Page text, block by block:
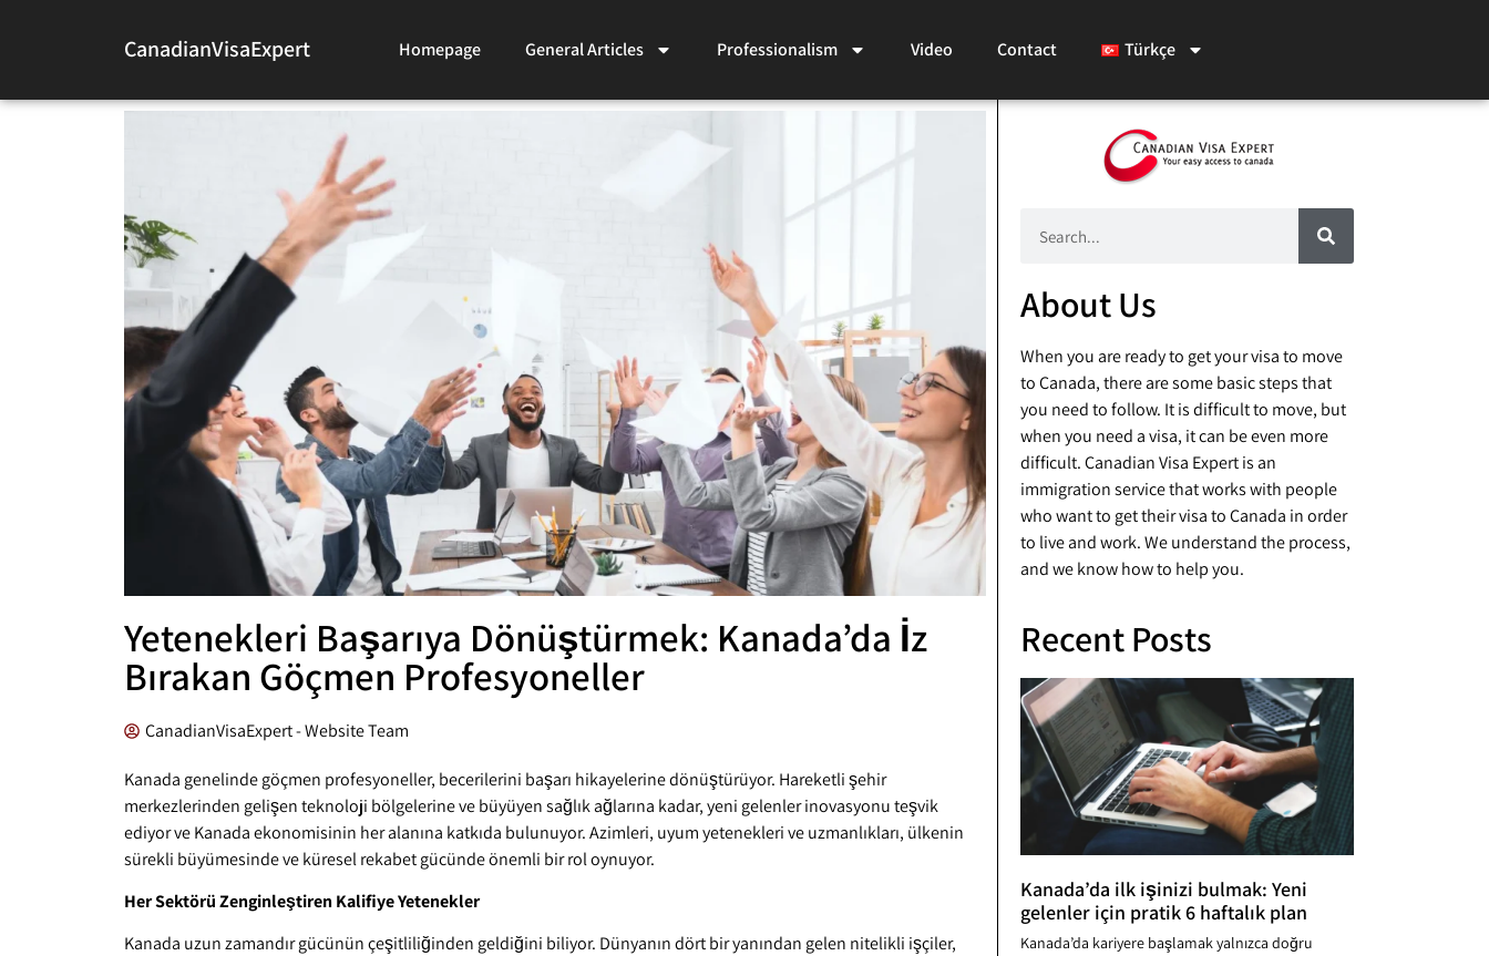
CanadianVisaExpert Homepage General Articles Professionalism Video Contact Türkçe
Yetenekleri Başarıya Dönüştürmek: Kanada’da İz
Bırakan Göçmen Profesyoneller
CanadianVisaExpert - Website Team
Kanada genelinde göçmen profesyoneller, becerilerini başarı hikayelerine dönüştürüyor. Hareketli şehir
merkezlerinden gelişen teknoloji bölgelerine ve büyüyen sağlık ağlarına kadar, yeni gelenler inovasyonu teşvik
ediyor ve Kanada ekonomisinin her alanına katkıda bulunuyor. Azimleri, uyum yetenekleri ve uzmanlıkları, ülkenin
sürekli büyümesinde ve küresel rekabet gücünde önemli bir rol oynuyor.
Her Sektörü Zenginleştiren Kalifiye Yetenekler
Kanada uzun zamandır gücünün çeşitliliğinden geldiğini biliyor. Dünyanın dört bir yanından gelen nitelikli işçiler,
About Us
When you are ready to get your visa to move
to Canada, there are some basic steps that
you need to follow. It is difficult to move, but
when you need a visa, it can be even more
difficult. Canadian Visa Expert is an
immigration service that works with people
who want to get their visa to Canada in order
to live and work. We understand the process,
and we know how to help you.
Recent Posts
Kanada’da ilk işinizi bulmak: Yeni
gelenler için pratik 6 haftalık plan
Kanada’da kariyere başlamak yalnızca doğru